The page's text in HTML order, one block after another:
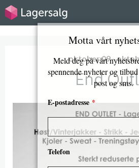
oktober 09 -
End
Motta vårt
Meld deg på vårt
spennende nyheter og
post og sms.
E-postadresse *
Telefon